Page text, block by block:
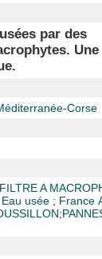
par des
Une
Corse
FILTRE A
Eau usée ; France
;